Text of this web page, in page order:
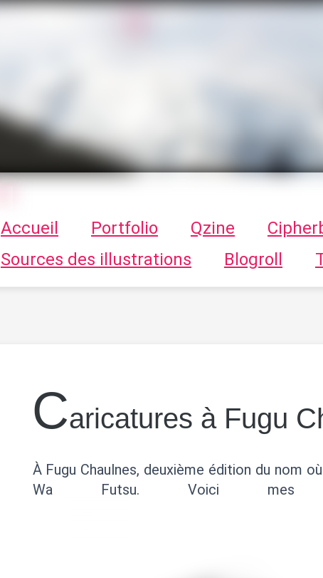
T
Le vortex à chats - Illustrations, trucs en
Accueil Portfolio Qzine
Sources des illustrations
Blogroll
Caricatures à Fugu
À Fugu Chaulnes, deuxième édition du nom
Wa Futsu. Voici mes